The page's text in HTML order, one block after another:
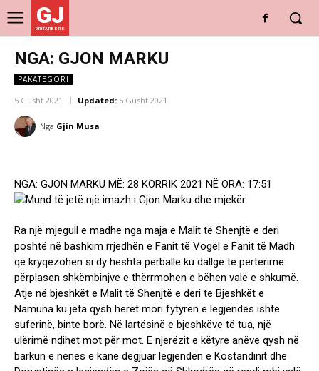
GJ
DRITARE E RE
NGA: GJON MARKU
PAKATEGORI
5 Gusht 2021 Updated: 5 Gusht 2021
Nga Gjin Musa
NGA: GJON MARKU MË: 28 KORRIK 2021 NË ORA: 17:51
Ra një mjegull e madhe nga maja e Malit të Shenjtë e deri
poshtë në bashkim rrjedhën e Fanit të Vogël e Fanit të Madh
që kryqëzohen si dy heshta përballë ku dallgë të përtërimë
përplasen shkëmbinjve e thërrmohen e bëhen valë e shkumë.
Atje në bjeshkët e Malit të Shenjtë e deri te Bjeshkët e
Namuna ku jeta qysh herët mori fytyrën e legjendës ishte
suferinë, binte borë. Në lartësinë e bjeshkëve të tua, një
ulërimë ndihet mot për mot. E njerëzit e këtyre anëve qysh në
barkun e nënës e kanë dëgjuar legjendën e Kostandinit dhe